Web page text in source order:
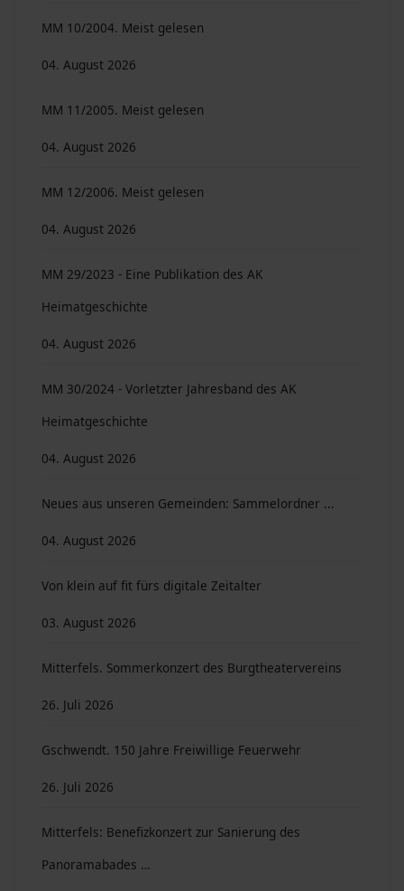
MM 10/2004. Meist gelesen
04. August 2026
MM 11/2005. Meist gelesen
04. August 2026
MM 12/2006. Meist gelesen
04. August 2026
MM 29/2023 - Eine Publikation des AK
Heimatgeschichte
04. August 2026
MM 30/2024 - Vorletzter Jahresband des AK
Heimatgeschichte
04. August 2026
Neues aus unseren Gemeinden: Sammelordner ...
04. August 2026
Von klein auf fit fürs digitale Zeitalter
03. August 2026
Mitterfels. Sommerkonzert des Burgtheatervereins
26. Juli 2026
Gschwendt. 150 Jahre Freiwillige Feuerwehr
26. Juli 2026
Mitterfels: Benefizkonzert zur Sanierung des
Panoramabades …